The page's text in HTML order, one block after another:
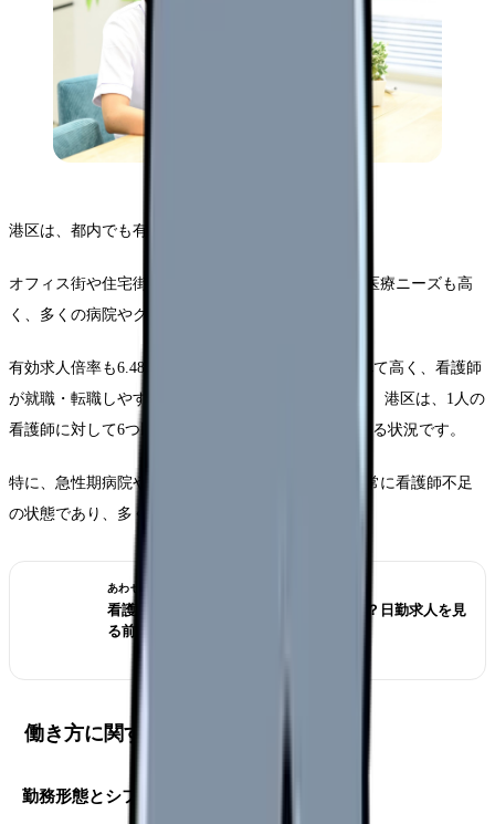
港区は、都内でも有数の求人エリアです。
オフィス街や住宅街を抱え、人口密度が高いため、医療ニーズも高
く、多くの病院やクリニックが存在します。
有効求人倍率も6.48倍と全国平均である2.63倍と比べて高く、看護師
が就職・転職しやすい状況であることが分かります。 港区は、1人の
看護師に対して6つ以上の施設が常に求人を出している状況です。
特に、急性期病院や専門性の高いクリニックでは、常に看護師不足
の状態であり、多くの求人が出ています。
あわせて読みたい
看護師が夜勤なしにすると給料は下がる？日勤求人を見
る前の収入チェック
働き方に関する情報
勤務形態とシフト